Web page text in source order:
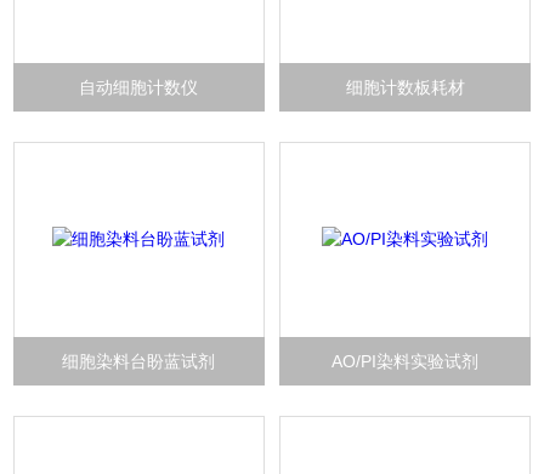
自动细胞计数仪 细胞计数板耗材
细胞染料台盼蓝试剂 AO/PI染料实验试剂